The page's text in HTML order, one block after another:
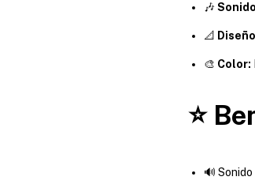
🎶
📐
🎨 Color:
⭐
🔊